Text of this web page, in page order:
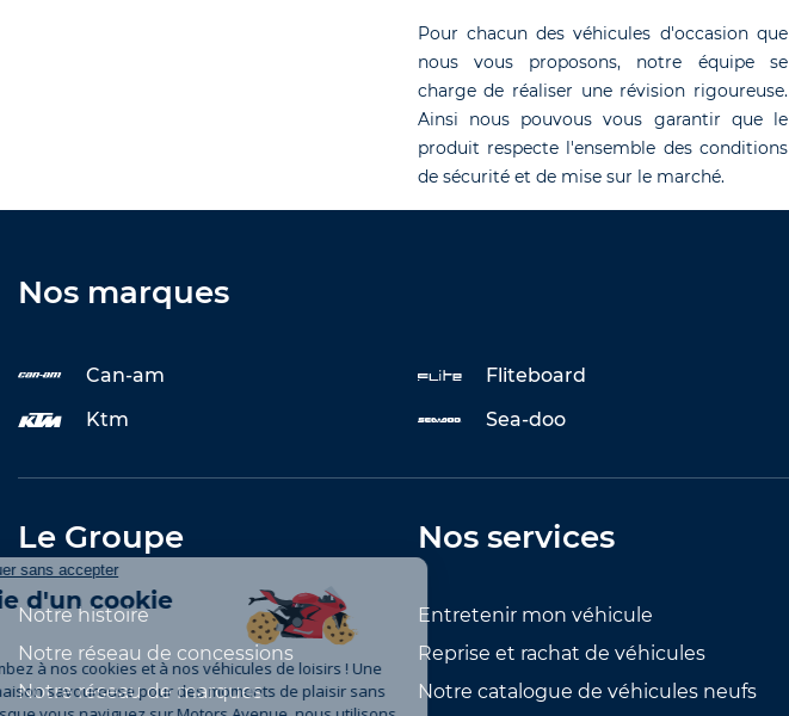
Pour chacun des véhicules d'occasion que
nous vous proposons, notre équipe se
charge de réaliser une révision rigoureuse.
Ainsi nous pouvous vous garantir que le
produit respecte l'ensemble des conditions
de sécurité et de mise sur le marché.
Nos marques
Can-am Fliteboard
Ktm
Sea-doo
Le Groupe
Notre histoire
Notre réseau de concessions
Notre réseau de marques
Nos services
Entretenir mon véhicule
Reprise et rachat de véhicules
Notre catalogue de véhicules neufs